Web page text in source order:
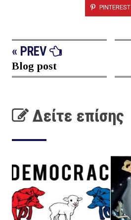
PINTEREST
« PREV
Blog post
Δείτε επίσης